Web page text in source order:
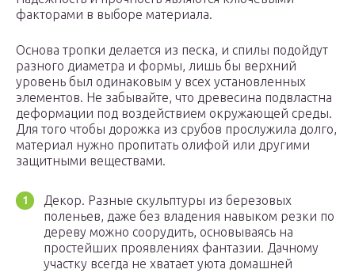
факторами в выборе материала.
Основа тропки делается из песка, и спилы подойдут
разного диаметра и формы, лишь бы верхний
уровень был одинаковым у всех установленных
элементов. Не забывайте, что древесина подвластна
деформации под воздействием окружающей среды.
Для того чтобы дорожка из срубов прослужила долго,
материал нужно пропитать олифой или другими
защитными веществами.
Декор. Разные скульптуры из березовых
поленьев, даже без владения навыком резки по
дереву можно соорудить, основываясь на
простейших проявлениях фантазии. Дачному
участку всегда не хватает уюта домашней